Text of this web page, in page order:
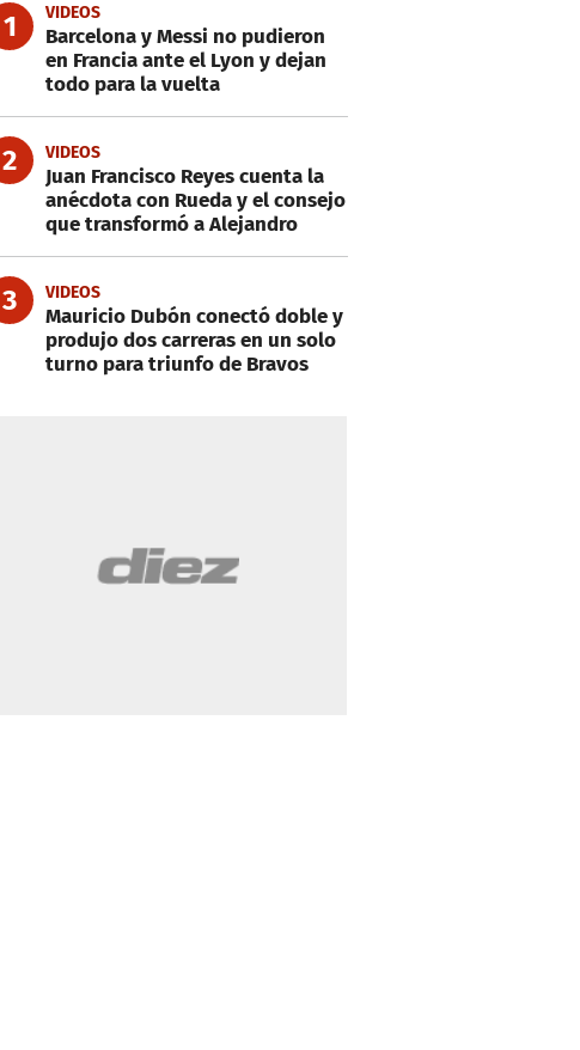
1 VIDEOS
Barcelona y Messi no pudieron
en Francia ante el Lyon y dejan
todo para la vuelta
2 VIDEOS
Juan Francisco Reyes cuenta la
anécdota con Rueda y el consejo
que transformó a Alejandro
3 VIDEOS
Mauricio Dubón conectó doble y
produjo dos carreras en un solo
turno para triunfo de Bravos